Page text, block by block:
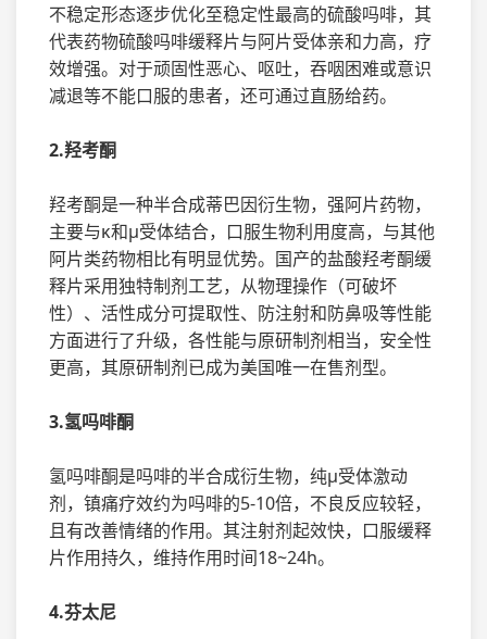
不稳定形态逐步优化至稳定性最高的硫酸吗啡，其
代表药物硫酸吗啡缓释片与阿片受体亲和力高，疗
效增强。对于顽固性恶心、呕吐，吞咽困难或意识
减退等不能口服的患者，还可通过直肠给药。
2.羟考酮
羟考酮是一种半合成蒂巴因衍生物，强阿片药物，
主要与κ和μ受体结合，口服生物利用度高，与其他
阿片类药物相比有明显优势。国产的盐酸羟考酮缓
释片采用独特制剂工艺，从物理操作（可破坏
性）、活性成分可提取性、防注射和防鼻吸等性能
方面进行了升级，各性能与原研制剂相当，安全性
更高，其原研制剂已成为美国唯一在售剂型。
3.氢吗啡酮
氢吗啡酮是吗啡的半合成衍生物，纯μ受体激动
剂，镇痛疗效约为吗啡的5-10倍，不良反应较轻，
且有改善情绪的作用。其注射剂起效快，口服缓释
片作用持久，维持作用时间18~24h。
4.芬太尼